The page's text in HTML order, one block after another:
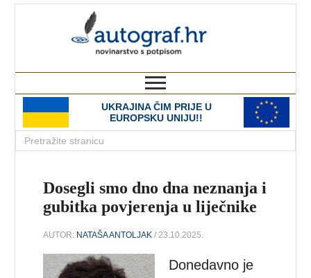
UKRAJINA ČIM PRIJE U
EUROPSKU UNIJU!!
Dosegli smo dno dna neznanja i
gubitka povjerenja u liječnike
AUTOR: NATAŠA ANTOLJAK / 23.10.2025.
Donedavno je